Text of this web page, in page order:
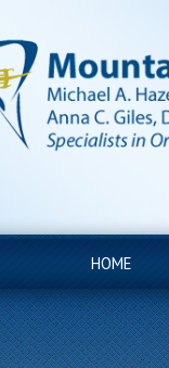
HOME